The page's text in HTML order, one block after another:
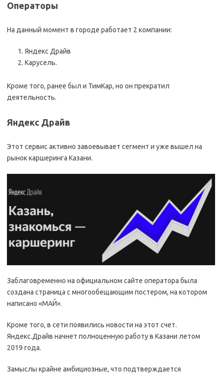
Операторы
На данный момент в городе работает 2 компании:
Яндекс Драйв
Карусель.
Кроме того, ранее был и ТимКар, но он прекратил
деятельность.
Яндекс Драйв
Этот сервис активно завоевывает сегмент и уже вышел на
рынок каршеринга Казани.
Заблаговременно на официальном сайте оператора была
создана страница с многообещающим постером, на котором
написано «МАЙ».
Кроме того, в сети появились новости на этот счет.
Яндекс.Драйв начнет полноценную работу в Казани летом
2019 года.
Замыслы крайне амбициозные, что подтверждается